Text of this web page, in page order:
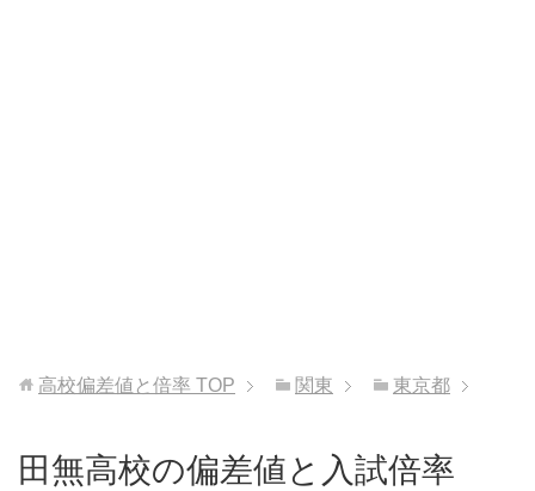
高校偏差値と倍率 TOP 関東 東京都
田無高校の偏差値と入試倍率